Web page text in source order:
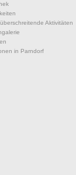
Aktivitäten
in Parndorf